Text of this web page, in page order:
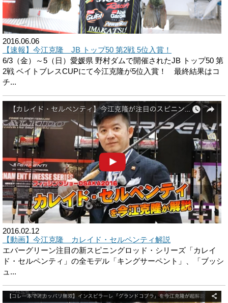
2016.06.06
【速報】今江克隆 JB トップ50 第2戦 5位入賞！
6/3（金）～5（日）愛媛県 野村ダムで開催されたJB トップ50 第
2戦 ベイトブレスCUPにて今江克隆が5位入賞！ 最終結果はコ
チ...
2016.02.12
【動画】今江克隆 カレイド・セルペンティ解説
エバーグリーン注目の新スピニングロッド・シリーズ「カレイ
ド・セルペンティ」の全モ­デル「キングサーペント」、「ブッシ
ュ...